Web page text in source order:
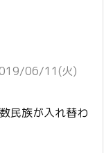
06/11(火)
民族が入れ替わ